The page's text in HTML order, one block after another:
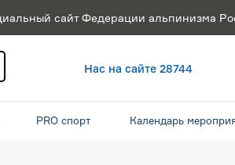
сайт Федерации альпинизма
Нас на сайте 28744
PRO спорт Календарь